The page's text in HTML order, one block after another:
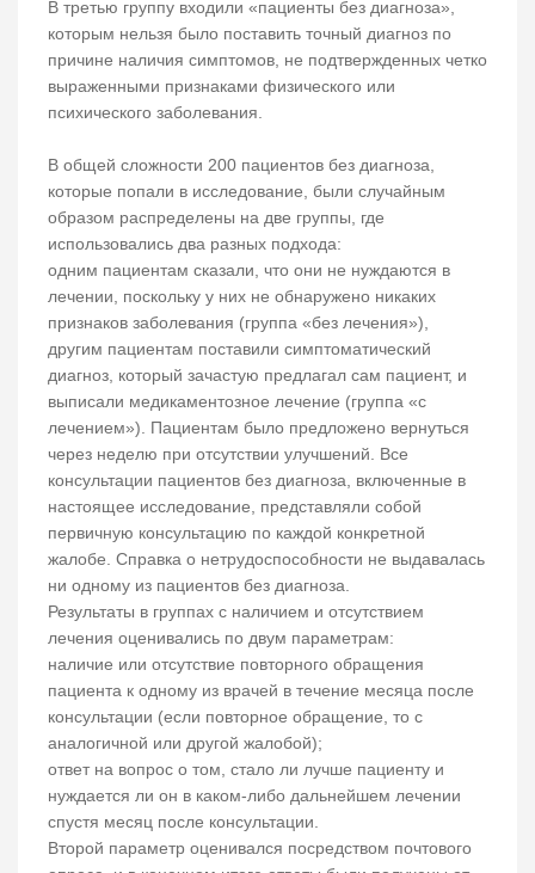
В третью группу входили «пациенты без диагноза»,
которым нельзя было поставить точный диагноз по
причине наличия симптомов, не подтвержденных четко
выраженными признаками физического или
психического заболевания.
В общей сложности 200 пациентов без диагноза,
которые попали в исследование, были случайным
образом распределены на две группы, где
использовались два разных подхода:
одним пациентам сказали, что они не нуждаются в
лечении, поскольку у них не обнаружено никаких
признаков заболевания (группа «без лечения»),
другим пациентам поставили симптоматический
диагноз, который зачастую предлагал сам пациент, и
выписали медикаментозное лечение (группа «с
лечением»). Пациентам было предложено вернуться
через неделю при отсутствии улучшений. Все
консультации пациентов без диагноза, включенные в
настоящее исследование, представляли собой
первичную консультацию по каждой конкретной
жалобе. Справка о нетрудоспособности не выдавалась
ни одному из пациентов без диагноза.
Результаты в группах с наличием и отсутствием
лечения оценивались по двум параметрам:
наличие или отсутствие повторного обращения
пациента к одному из врачей в течение месяца после
консультации (если повторное обращение, то с
аналогичной или другой жалобой);
ответ на вопрос о том, стало ли лучше пациенту и
нуждается ли он в каком-либо дальнейшем лечении
спустя месяц после консультации.
Второй параметр оценивался посредством почтового